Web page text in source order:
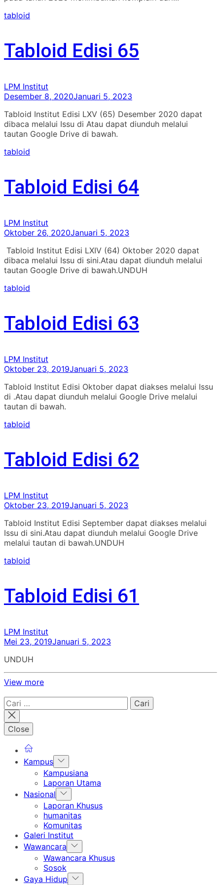
tabloid
Tabloid Edisi 65
LPM Institut
Desember 8, 2020Januari 5, 2023
Tabloid Institut Edisi LXV (65) Desember 2020 dapat
dibaca melalui Issu di Atau dapat diunduh melalui
tautan Google Drive di bawah.
tabloid
Tabloid Edisi 64
LPM Institut
Oktober 26, 2020Januari 5, 2023
Tabloid Institut Edisi LXIV (64) Oktober 2020 dapat
dibaca melalui Issu di sini.Atau dapat diunduh melalui
tautan Google Drive di bawah.UNDUH
tabloid
Tabloid Edisi 63
LPM Institut
Oktober 23, 2019Januari 5, 2023
Tabloid Institut Edisi Oktober dapat diakses melalui Issu
di .Atau dapat diunduh melalui Google Drive melalui
tautan di bawah.
tabloid
Tabloid Edisi 62
LPM Institut
Oktober 23, 2019Januari 5, 2023
Tabloid Institut Edisi September dapat diakses melalui
Issu di sini.Atau dapat diunduh melalui Google Drive
melalui tautan di bawah.UNDUH
tabloid
Tabloid Edisi 61
LPM Institut
Mei 23, 2019Januari 5, 2023
UNDUH
View more
Cari
untuk:
Close
Kampus Show
sub
menu
Kampusiana
Laporan Utama
Nasional Show
sub
menu
Laporan Khusus
humanitas
Komunitas
Galeri Institut
Wawancara Show
sub
Wawancara Khusus
Sosok
Gaya Hidup Show